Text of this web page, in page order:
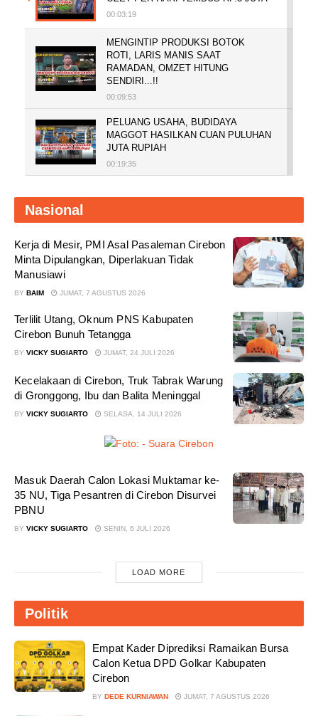
Nasional
Kerja di Mesir, PMI Asal Pasaleman Cirebon
Minta Dipulangkan, Diperlakuan Tidak
Manusiawi
BY BAIM JUMAT, 7 AGUSTUS 2026
Terlilit Utang, Oknum PNS Kabupaten
Cirebon Bunuh Tetangga
BY VICKY SUGIARTO JUMAT, 24 JULI 2026
Kecelakaan di Cirebon, Truk Tabrak Warung
di Gronggong, Ibu dan Balita Meninggal
BY VICKY SUGIARTO SELASA, 14 JULI 2026
Masuk Daerah Calon Lokasi Muktamar ke-
35 NU, Tiga Pesantren di Cirebon Disurvei
PBNU
BY VICKY SUGIARTO SENIN, 6 JULI 2026
LOAD MORE
Politik
Empat Kader Diprediksi Ramaikan Bursa
Calon Ketua DPD Golkar Kabupaten
Cirebon
BY DEDE KURNIAWAN JUMAT, 7 AGUSTUS 2026
00:03:19
MENGINTIP PRODUKSI BOTOK
ROTI, LARIS MANIS SAAT
RAMADAN, OMZET HITUNG
SENDIRI...!!
00:09:53
PELUANG USAHA, BUDIDAYA
MAGGOT HASILKAN CUAN PULUHAN
JUTA RUPIAH
00:19:35
TUKAR SAMPAH JADI EMAS DI
BANK SAMPAH DEWI SRI CIREBON
BAKO TINGWEK, MODAL AWAL 700
RIBU, BISA BELI RUMAH 700 JUTA
Tanam Mangrove untuk Cegah Abrasi,
Penghasilan Meningkat hingga Rp.1
Milar dan Jadi Desa Wisata
CIREBON
00:07:00
SUKSES TANAM SORGUM 2 HEKTAR
00:08:51